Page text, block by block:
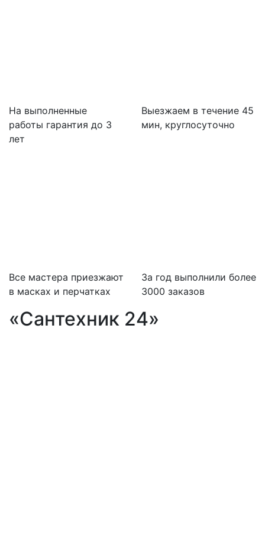
На выполненные
работы гарантия до 3
лет
Выезжаем в течение 45
мин, круглосуточно
Все мастера приезжают
в масках и перчатках
За год выполнили более
3000 заказов
«Сантехник 24»